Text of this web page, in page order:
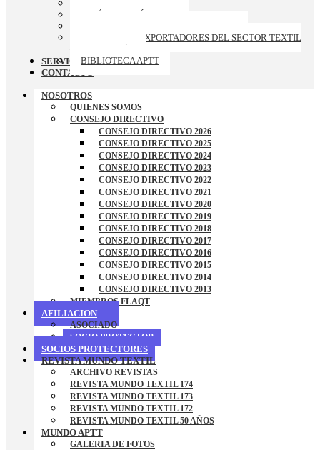
RANKING DE EXPORTADORES DEL SECTOR TEXTIL
BIBLIOTECA APTT
SERVICIOS
CONTACTO
NOSOTROS
QUIENES SOMOS
CONSEJO DIRECTIVO
CONSEJO DIRECTIVO 2026
CONSEJO DIRECTIVO 2025
CONSEJO DIRECTIVO 2024
CONSEJO DIRECTIVO 2023
CONSEJO DIRECTIVO 2022
CONSEJO DIRECTIVO 2021
CONSEJO DIRECTIVO 2020
CONSEJO DIRECTIVO 2019
CONSEJO DIRECTIVO 2018
CONSEJO DIRECTIVO 2017
CONSEJO DIRECTIVO 2016
CONSEJO DIRECTIVO 2015
CONSEJO DIRECTIVO 2014
CONSEJO DIRECTIVO 2013
MIEMBROS FLAQT
AFILIACION
ASOCIADO
SOCIO PROTECTOR
SOCIOS PROTECTORES
REVISTA MUNDO TEXTIL
ARCHIVO REVISTAS
REVISTA MUNDO TEXTIL 174
REVISTA MUNDO TEXTIL 173
REVISTA MUNDO TEXTIL 172
REVISTA MUNDO TEXTIL 50 AÑOS
MUNDO APTT
GALERIA DE FOTOS